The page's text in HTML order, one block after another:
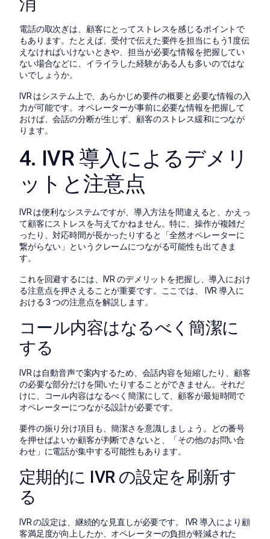
消
電話の取次ぎは、顧客にとってストレスを感じるポイントで
もあります。たとえば、受付で伝えた要件を担当にもう1度伝
えなければいけないときや、担当が必要な情報を把握してい
ない場合などに、イライラした経験がある人も多いのではな
いでしょうか。
IVR はシステム上で、あらかじめ要件の概要と必要な情報の入
力が可能です。オペレーターが事前に必要な情報を把握して
おけば、会話の分断が生じず、顧客のストレス緩和につなが
ります。
4. IVR 導入によるデメリ
ットと注意点
IVR は便利なシステムですが、導入方法を間違えると、かえっ
て顧客にストレスを与えてかねません。特に、操作が複雑だ
ったり、対応時間が長かったりすると「全然オペレーターに
繋がらない」というクレームにつながる可能性も出てきま
す。
これを回避するには、IVR のデメリットを把握し、導入におけ
る注意点を押さえることが重要です。ここでは、 IVR 導入に
おける 3 つの注意点を解説します。
コール内容はなるべく簡潔に
する
IVR は自動音声で案内するため、会話内容を短縮したり、顧客
の必要な部分だけを聞いたりすることができません。それだ
けに、コール内容はなるべく簡潔にして、顧客が最短時間で
オペレーターにつながる設計が必要です。
要件の振り分け項目も、簡潔さを意識しましょう。どの番号
を押せばよいか顧客が判断できないと、「その他のお問い合
わせ」に電話が集中する可能性もあります。
定期的に IVR の設定を刷新す
る
IVR の設定は、継続的な見直しが必要です。 IVR 導入により顧
客満足度が向上したか、オペレーターの負担が軽減された